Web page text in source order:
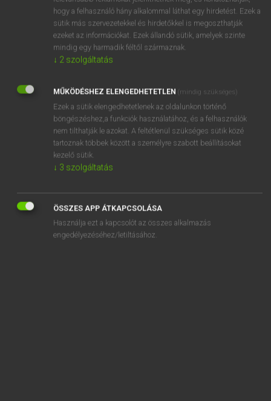
adulthood
adumbrate
SZOTAR.NET APPLIKÁCIÓ
ONLINE NYELVVIZSGA
hogy a felhasználó hány alkalommal láthat egy hirdetést. Ezek a
sütik más szervezetekkel és hirdetőkkel is megoszthatják
ezeket az információkat. Ezek állandó sütik, amelyek szinte
mindig egy harmadik féltől származnak.
↓ 2 szolgáltatás
MŰKÖDÉSHEZ ELENGEDHETETLEN (mindig szükséges)
Ezek a sütik elengedhetetlenek az oldalunkon történő
böngészéshez,a funkciók használatához, és a felhasználók
nem tilthatják le azokat. A feltétlenül szükséges sütik közé
tartoznak többek között a személyre szabott beállításokat
kezelő sütik.
↓ 3 szolgáltatás
ÖSSZES APP ÁTKAPCSOLÁSA
Használja ezt a kapcsolót az összes alkalmazás
engedélyezéséhez/letiltásához.